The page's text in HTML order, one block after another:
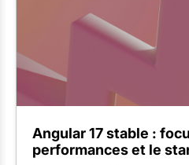
Angular 17 stable :
performances et le